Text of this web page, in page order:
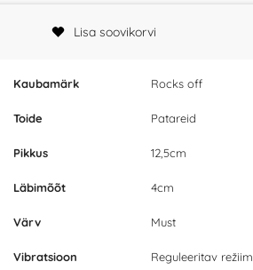
Kaubamärk Rocks off
Toide Patareid
Pikkus 12,5cm
Läbimõõt 4cm
Värv Must
Vibratsioon Reguleeritav režiim
Lisa soovikorvi